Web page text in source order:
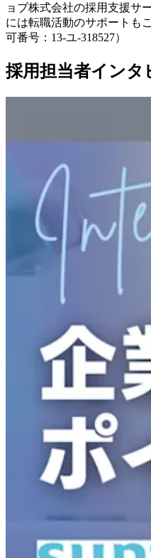
ョブ株式会社の採用支援サ
には転職活動のサポートも
可番号：13-ユ-318527）
採用担当者インタ